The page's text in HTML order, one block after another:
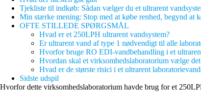
Tjekliste til indkøb: Sådan vælger du et ultrarent
Min stærke mening: Stop med at købe renhed, begynd at
OFTE STILLEDE SPØRGSMÅL
Hvad er et 250LPH ultrarent vandsystem?
Er ultrarent vand af type 1 nødvendigt til alle
Hvorfor bruge RO EDI-vandbehandling i et
Hvordan skal et virksomhedslaboratorium vælge
Hvad er de største risici i et ultrarent
Sidste udspil
Hvorfor dette virksomhedslaboratorium havde brug for et